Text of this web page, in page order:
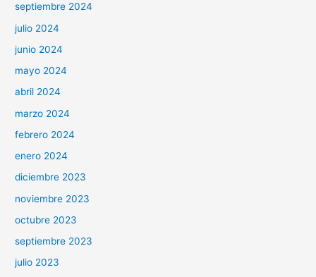
septiembre 2024
julio 2024
junio 2024
mayo 2024
abril 2024
marzo 2024
febrero 2024
enero 2024
diciembre 2023
noviembre 2023
octubre 2023
septiembre 2023
julio 2023